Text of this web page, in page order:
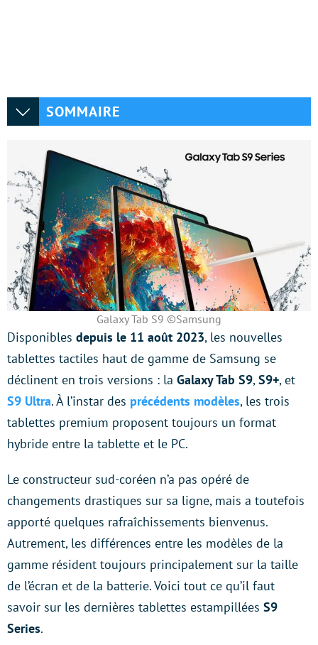
SOMMAIRE
Galaxy Tab S9 ©Samsung
Disponibles depuis le 11 août 2023, les nouvelles
tablettes tactiles haut de gamme de Samsung se
déclinent en trois versions : la Galaxy Tab S9,S9+, et
S9 Ultra. À l’instar des précédents modèles, les trois
tablettes premium proposent toujours un format
hybride entre la tablette et le PC.
Le constructeur sud-coréen n’a pas opéré de
changements drastiques sur sa ligne, mais a toutefois
apporté quelques rafraîchissements bienvenus.
Autrement, les différences entre les modèles de la
gamme résident toujours principalement sur la taille
de l’écran et de la batterie. Voici tout ce qu’il faut
savoir sur les dernières tablettes estampillées S9
Series.